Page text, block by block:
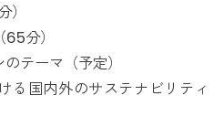
分）
テーマ（予定）
る国内外のサステナビリティ